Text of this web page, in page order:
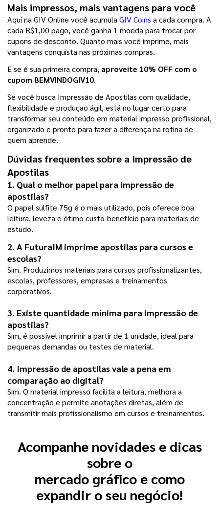
Mais impressos, mais vantagens para você
Aqui na GIV Online você acumula GIV Coins a cada compra. A
cada R$1,00 pago, você ganha 1 moeda para trocar por
cupons de desconto. Quanto mais você imprime, mais
vantagens conquista nas próximas compras.
E se é sua primeira compra, aproveite 10% OFF com o
cupom BEMVINDOGIV10.
Se você busca Impressão de Apostilas com qualidade,
flexibilidade e produção ágil, está no lugar certo para
transformar seu conteúdo em material impresso profissional,
organizado e pronto para fazer a diferença na rotina de
quem aprende.
Dúvidas frequentes sobre a Impressão de
Apostilas
1. Qual o melhor papel para impressão de
apostilas?
O papel sulfite 75g é o mais utilizado, pois oferece boa
leitura, leveza e ótimo custo-benefício para materiais de
estudo.
2. A FuturaIM imprime apostilas para cursos e
escolas?
Sim. Produzimos materiais para cursos profissionalizantes,
escolas, professores, empresas e treinamentos
corporativos.
3. Existe quantidade mínima para impressão de
apostilas?
Sim, é possível imprimir a partir de 1 unidade, ideal para
pequenas demandas ou testes de material.
4. Impressão de apostilas vale a pena em
comparação ao digital?
Sim. O material impresso facilita a leitura, melhora a
concentração e permite anotações diretas, além de
transmitir mais profissionalismo em cursos e treinamentos.
Acompanhe novidades e dicas
sobre o
mercado gráfico e como
expandir o seu negócio!